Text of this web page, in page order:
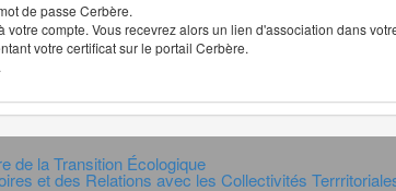
de passe Cerbère.
compte. Vous recevrez alors un lien d'association dans
votre certificat sur le portail Cerbère.
de la Transition Écologique
et des Relations avec les Collectivités